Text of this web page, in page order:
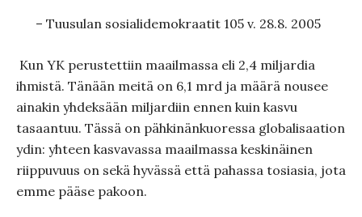
– Tuusulan sosialidemokraatit 105 v. 28.8. 2005
Kun YK perustettiin maailmassa eli 2,4 miljardia
ihmistä. Tänään meitä on 6,1 mrd ja määrä nousee
ainakin yhdeksään miljardiin ennen kuin kasvu
tasaantuu. Tässä on pähkinänkuoressa globalisaa­tion
ydin: yhteen kasvavassa maailmassa keskinäinen
riippuvuus on sekä hyvässä että pahassa tosiasia, jota
emme pääse pakoon.